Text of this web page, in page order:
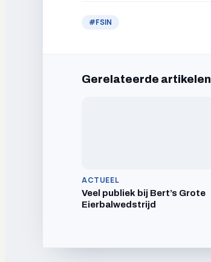
#FSIN
Gerelateerde artikelen
ACTUEEL
Veel publiek bij Bert’s Grote
Eierbalwedstrijd